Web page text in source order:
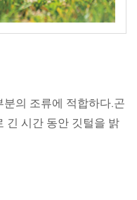
의 조류에 적합하다.곤
긴 시간 동안 깃털을 밝